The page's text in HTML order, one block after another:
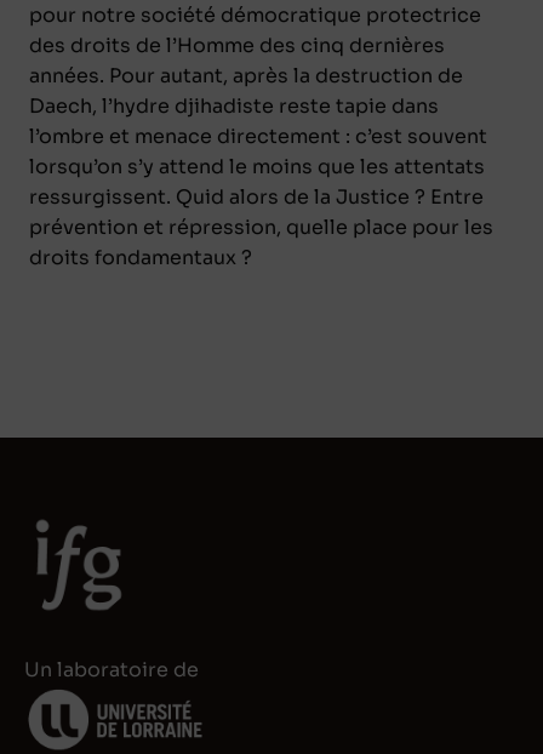
pour notre société démocratique protectrice
des droits de l’Homme des cinq dernières
années. Pour autant, après la destruction de
Daech, l’hydre djihadiste reste tapie dans
l’ombre et menace directement : c’est souvent
lorsqu’on s’y attend le moins que les attentats
ressurgissent. Quid alors de la Justice ? Entre
prévention et répression, quelle place pour les
droits fondamentaux ?
Un laboratoire de